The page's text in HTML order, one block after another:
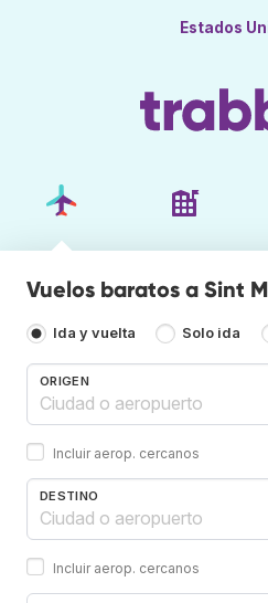
Estados
Vuelos baratos a Sint
Ida y vuelta Solo ida
ORIGEN
Incluir aerop. cercanos
DESTINO
Incluir aerop. cercanos